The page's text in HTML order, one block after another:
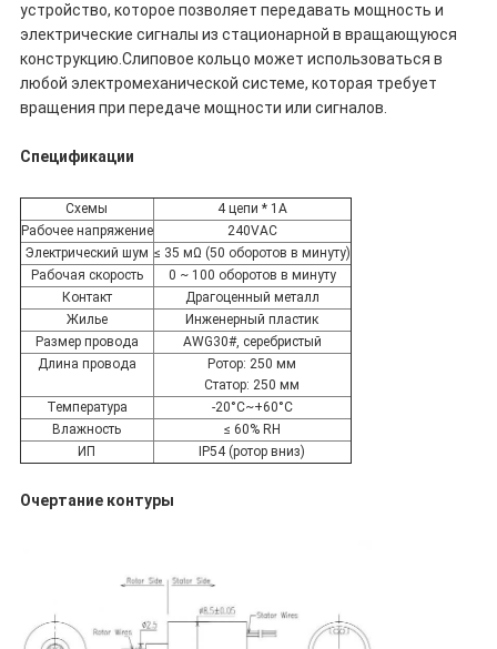
устройство, которое позволяет передавать мощность и
электрические сигналы из стационарной в вращающуюся
конструкцию.Слиповое кольцо может использоваться в
любой электромеханической системе, которая требует
вращения при передаче мощности или сигналов.
Спецификации
Схемы
4 цепи * 1А
Рабочее напряжение
240VAC
Электрический шум ≤ 35 мΩ (50 оборотов в минуту)
Рабочая скорость
0 ~ 100 оборотов в минуту
Контакт
Драгоценный металл
Жилье
Инженерный пластик
Размер провода
AWG30#, серебристый
Длина провода
Ротор: 250 мм
Статор: 250 мм
Температура
-20°C~+60°C
Влажность
≤ 60% RH
ИП
IP54 (ротор вниз)
Очертание контуры